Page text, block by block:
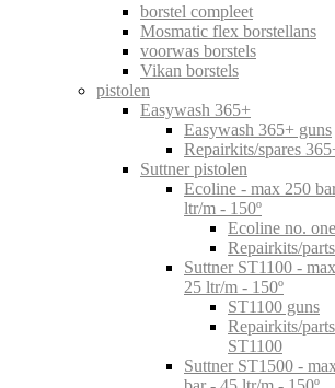
borstel compleet
Mosmatic flex borstellans
voorwas borstels
Vikan borstels
pistolen
Easywash 365+
Easywash 365+ guns
Repairkits/spares
Suttner pistolen
Ecoline - max 250
ltr/m - 150º
Ecoline no.
Repairkits/
Suttner ST1100 -
25 ltr/m - 150º
ST1100 guns
Repairkits/parts
ST1100
Suttner ST1500 -